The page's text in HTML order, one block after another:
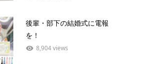
後輩・部下の結婚式に電報
を！
8,904 views